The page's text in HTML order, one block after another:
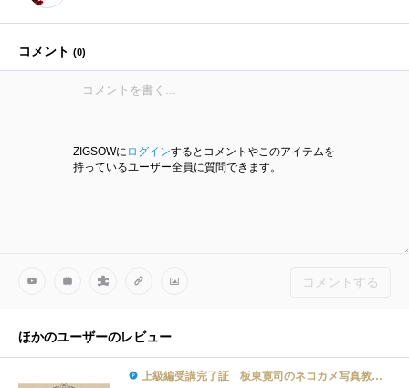
コメント (0)
ZIGSOWに ログインするとコメントやこのアイテムを
持っているユーザー全員に質問できます。
コメントする
ほかのユーザーのレビュー
上級編受講完了証 板東寛司のネコカメ写真教室パート2